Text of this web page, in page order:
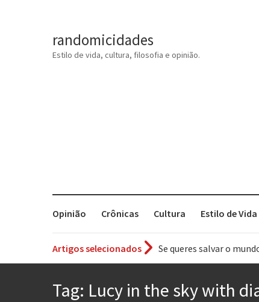
randomicidades
Estilo de vida, cultura, filosofia e opinião.
Opinião Crônicas Cultura Estilo de Vida
Artigos selecionados
Tem que filmar isso daí
Aprender a fracassar é o
Tag: Lucy in the sky with